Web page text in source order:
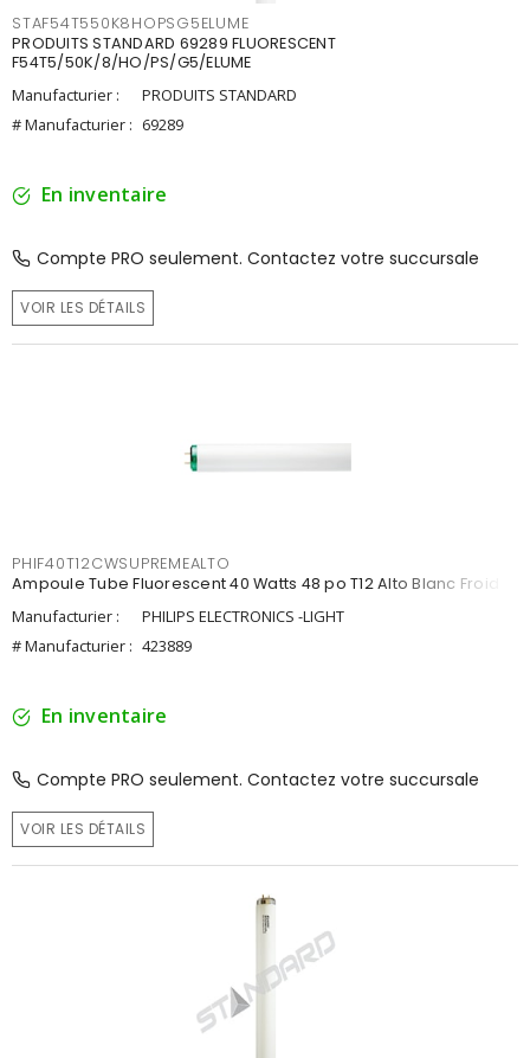
STAF54T550K8HOPSG5ELUME
PRODUITS STANDARD 69289 FLUORESCENT
F54T5/50K/8/HO/PS/G5/ELUME
Manufacturier :
PRODUITS STANDARD
# Manufacturier : 69289
En inventaire
Compte PRO seulement. Contactez votre succursale
VOIR LES DÉTAILS
PHIF40T12CWSUPREMEALTO
Ampoule Tube Fluorescent 40 Watts 48 po T12 Alto Blanc Froid
Manufacturier :
PHILIPS ELECTRONICS -LIGHT
# Manufacturier : 423889
En inventaire
Compte PRO seulement. Contactez votre succursale
VOIR LES DÉTAILS